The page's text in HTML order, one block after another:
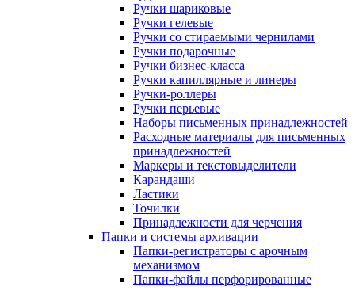
Ручки шариковые
Ручки гелевые
Ручки со стираемыми чернилами
Ручки подарочные
Ручки бизнес-класса
Ручки капиллярные и линеры
Ручки-роллеры
Ручки перьевые
Наборы письменных принадлежностей
Расходные материалы для письменных
принадлежностей
Маркеры и текстовыделители
Карандаши
Ластики
Точилки
Принадлежности для черчения
Папки и системы архивации
Папки-регистраторы с арочным
механизмом
Папки-файлы перфорированные